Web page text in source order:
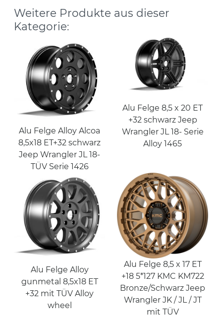
Weitere Produkte aus dieser
Kategorie:
Alu Felge Alloy Alcoa
8,5x18 ET+32 schwarz
Jeep Wrangler JL 18-
TÜV Serie 1426
Alu Felge 8,5 x 20 ET
+32 schwarz Jeep
Wrangler JL 18- Serie
Alloy 1465
Alu Felge Alloy
gunmetal 8,5x18 ET
+32 mit TÜV Alloy
wheel
Alu Felge 8,5 x 17 ET
+18 5*127 KMC KM722
Bronze/Schwarz Jeep
Wrangler JK / JL / JT
mit TÜV